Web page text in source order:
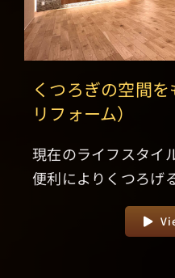
くつろぎの空間
リフォーム）
現在のライフスタイ
便利によりくつろげ